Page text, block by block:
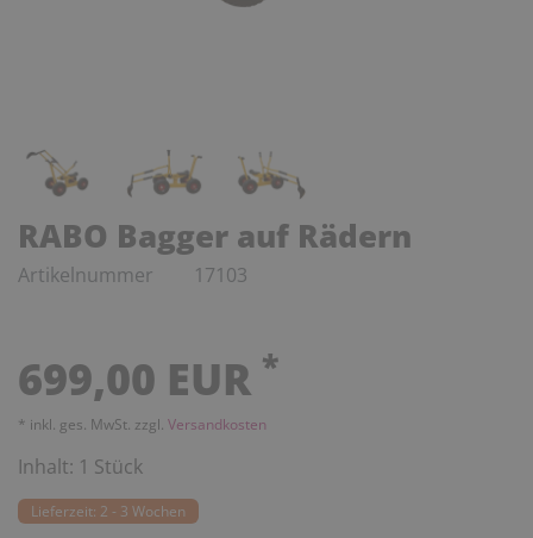
RABO Bagger auf Rädern
Artikelnummer 17103
699,00 EUR *
* inkl. ges. MwSt. zzgl. Versandkosten
Inhalt: 1 Stück
Lieferzeit: 2 - 3 Wochen